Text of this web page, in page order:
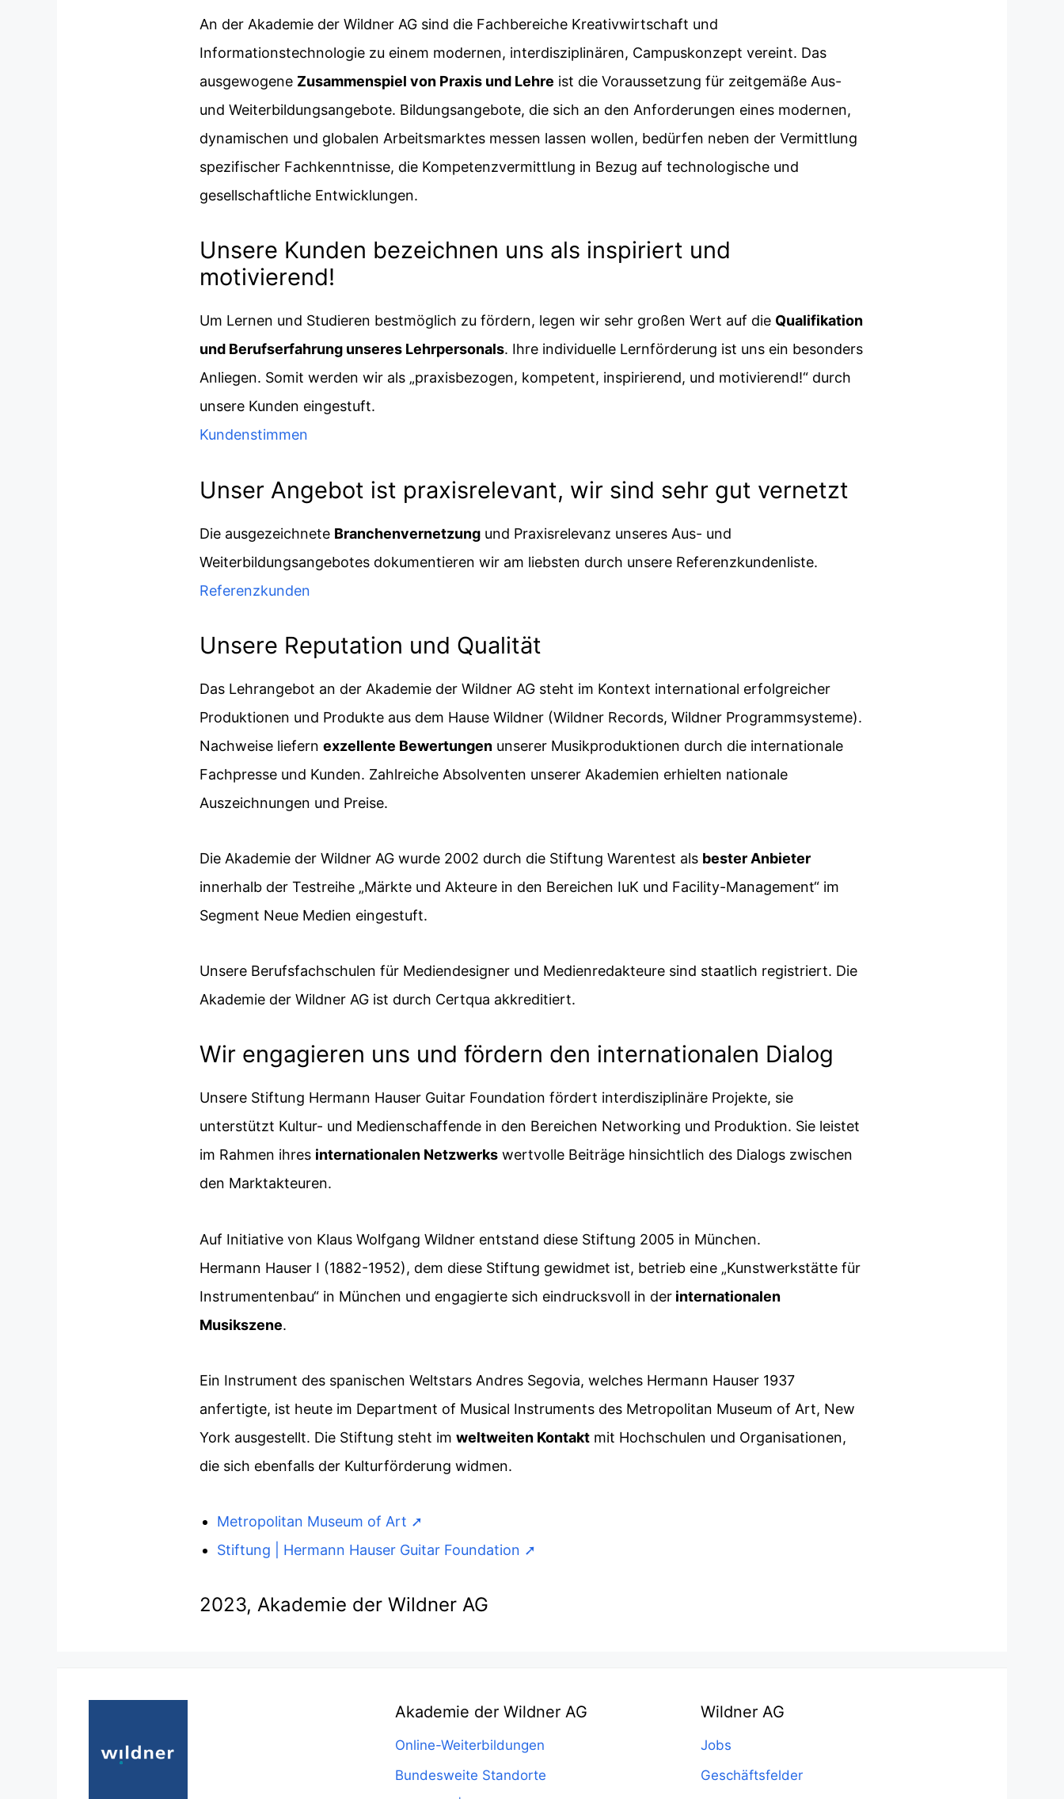
An der Akademie der Wildner AG sind die Fachbereiche Kreativwirtschaft und
Informationstechnologie zu einem modernen, interdisziplinären, Campuskonzept vereint. Das
ausgewogene Zusammenspiel von Praxis und Lehre ist die Voraussetzung für zeitgemäße Aus-
und Weiterbildungsangebote. Bildungsangebote, die sich an den Anforderungen eines modernen,
dynamischen und globalen Arbeitsmarktes messen lassen wollen, bedürfen neben der Vermittlung
spezifischer Fachkenntnisse, die Kompetenzvermittlung in Bezug auf technologische und
gesellschaftliche Entwicklungen.
Unsere Kunden bezeichnen uns als inspiriert und
motivierend!
Um Lernen und Studieren bestmöglich zu fördern, legen wir sehr großen Wert auf die Qualifikation
und Berufserfahrung unseres Lehrpersonals. Ihre individuelle Lernförderung ist uns ein besonders
Anliegen. Somit werden wir als „praxisbezogen, kompetent, inspirierend, und motivierend!“ durch
unsere Kunden eingestuft.
Kundenstimmen
Unser Angebot ist praxisrelevant, wir sind sehr gut vernetzt
Die ausgezeichnete Branchenvernetzung und Praxisrelevanz unseres Aus- und
Weiterbildungsangebotes dokumentieren wir am liebsten durch unsere Referenzkundenliste.
Referenzkunden
Unsere Reputation und Qualität
Das Lehrangebot an der Akademie der Wildner AG steht im Kontext international erfolgreicher
Produktionen und Produkte aus dem Hause Wildner (Wildner Records, Wildner Programmsysteme).
Nachweise liefern exzellente Bewertungen unserer Musikproduktionen durch die internationale
Fachpresse und Kunden. Zahlreiche Absolventen unserer Akademien erhielten nationale
Auszeichnungen und Preise.
Die Akademie der Wildner AG wurde 2002 durch die Stiftung Warentest als bester Anbieter
innerhalb der Testreihe „Märkte und Akteure in den Bereichen IuK und Facility-Management“ im
Segment Neue Medien eingestuft.
Unsere Berufsfachschulen für Mediendesigner und Medienredakteure sind staatlich registriert. Die
Akademie der Wildner AG ist durch Certqua akkreditiert.
Wir engagieren uns und fördern den internationalen Dialog
Unsere Stiftung Hermann Hauser Guitar Foundation fördert interdisziplinäre Projekte, sie
unterstützt Kultur- und Medienschaffende in den Bereichen Networking und Produktion. Sie leistet
im Rahmen ihres internationalen Netzwerks wertvolle Beiträge hinsichtlich des Dialogs zwischen
den Marktakteuren.
Auf Initiative von Klaus Wolfgang Wildner entstand diese Stiftung 2005 in München.
Hermann Hauser I (1882-1952), dem diese Stiftung gewidmet ist, betrieb eine „Kunstwerkstätte für
Instrumentenbau“ in München und engagierte sich eindrucksvoll in der internationalen
Musikszene.
Ein Instrument des spanischen Weltstars Andres Segovia, welches Hermann Hauser 1937
anfertigte, ist heute im Department of Musical Instruments des Metropolitan Museum of Art, New
York ausgestellt. Die Stiftung steht im weltweiten Kontakt mit Hochschulen und Organisationen,
die sich ebenfalls der Kulturförderung widmen.
Metropolitan Museum of Art
Stiftung | Hermann Hauser Guitar Foundation
2023, Akademie der Wildner AG
Akademie der Wildner AG
Online-Weiterbildungen
Bundesweite Standorte
Wildner AG
Jobs
Geschäftsfelder